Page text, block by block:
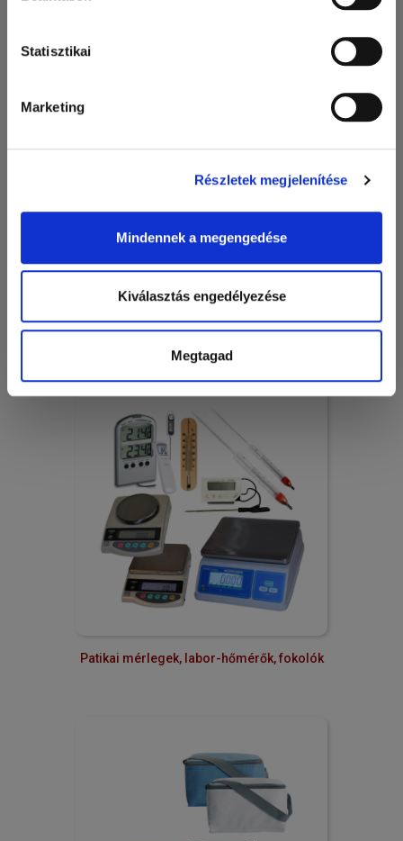
Statisztikai
Marketing
Részletek megjelenítése
Mindennek a megengedése
Kiválasztás engedélyezése
Megtagad
Szignatúrák, patika azonosítók, szigillumok, egyedi címkék
Patikai mérlegek, labor-hőmérők, fokolók